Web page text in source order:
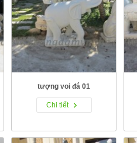
tượng voi đá 01
Chi tiết